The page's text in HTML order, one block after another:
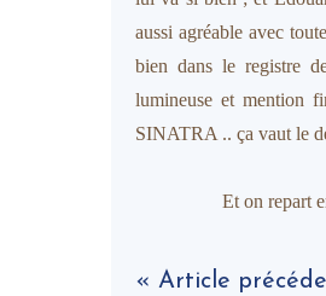
aussi agréable avec
bien dans le registre
lumineuse et mention
SINATRA .. ça vaut le
Et on repart en
« Article